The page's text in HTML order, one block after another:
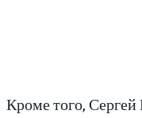
Кроме того,